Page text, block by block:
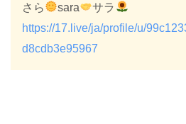
さら sara
サラ
https://17.live/ja/profile/u/
d8cdb3e95967